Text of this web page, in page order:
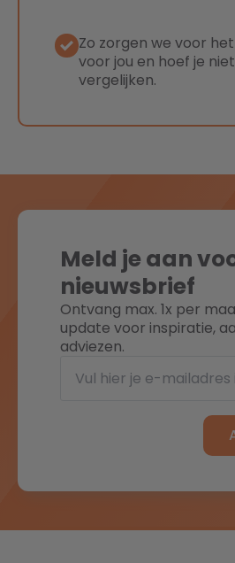
Zo zorgen we voor
voor jou en hoef je
vergelijken.
Meld je aan
nieuwsbrief
Ontvang max. 1x per
update voor inspiratie,
adviezen.